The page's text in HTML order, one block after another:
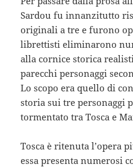
Sardou fu innanzitutto
originali a tre e furono
librettisti eliminarono
alla cornice storica
parecchi personaggi
Lo scopo era quello di
storia sui tre personaggi
tormentato tra Tosca e
Tosca è ritenuta l’opera
essa presenta numerosi